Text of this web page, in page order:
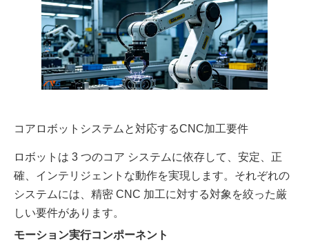
コアロボットシステムと対応するCNC加工要件
ロボットは 3 つのコア システムに依存して、安定、正
確、インテリジェントな動作を実現します。それぞれの
システムには、精密 CNC 加工に対する対象を絞った厳
しい要件があります。
モーション実行コンポーネント